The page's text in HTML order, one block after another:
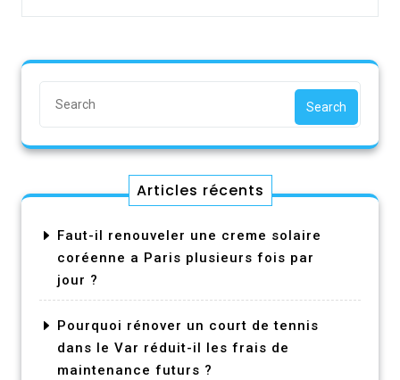
Search
Articles récents
Faut-il renouveler une creme solaire
coréenne a Paris plusieurs fois par
jour ?
Pourquoi rénover un court de tennis
dans le Var réduit-il les frais de
maintenance futurs ?